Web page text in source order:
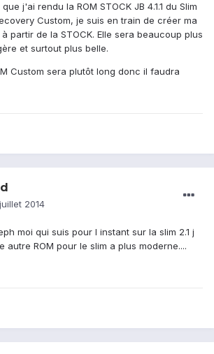
j'ai rendu la ROM STOCK JB 4.1.1 du Slim
Custom, je suis en train de créer ma
partir de la STOCK. Elle sera beaucoup plus
et surtout plus belle.
Custom sera plutôt long donc il faudra
2014
moi qui suis pour l instant sur la slim 2.1 j
autre ROM pour le slim a plus moderne....